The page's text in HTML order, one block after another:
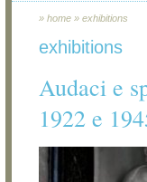
» home » exhibitions
exhibitions
Audaci e
1922 e